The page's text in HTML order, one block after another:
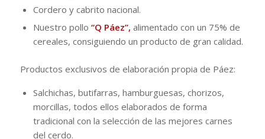
Cordero y cabrito nacional.
Nuestro pollo “Q Páez”, alimentado con un 75% de
cereales, consiguiendo un producto de gran calidad.
Productos exclusivos de elaboración propia de Páez:
Salchichas, butifarras, hamburguesas, chorizos,
morcillas, todos ellos elaborados de forma
tradicional con la selección de las mejores carnes
del cerdo.